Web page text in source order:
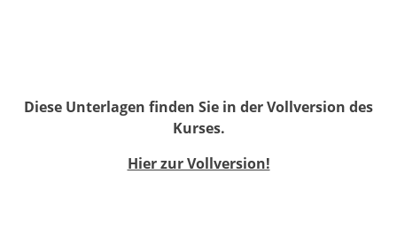
Diese Unterlagen finden Sie in der Vollversion des
Kurses.
Hier zur Vollversion!